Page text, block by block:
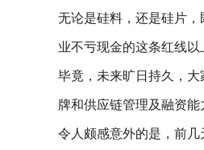
无论是硅料，还是硅片
业不亏现金的这条红线以
毕竟，未来旷日持久，
牌和供应链管理及融资
令人颇感意外的是，前